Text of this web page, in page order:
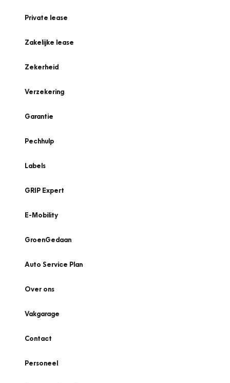
Private lease
Zakelijke lease
Zekerheid
Verzekering
Garantie
Pechhulp
Labels
GRIP Expert
E-Mobility
GroenGedaan
Auto Service Plan
Over ons
Vakgarage
Contact
Personeel